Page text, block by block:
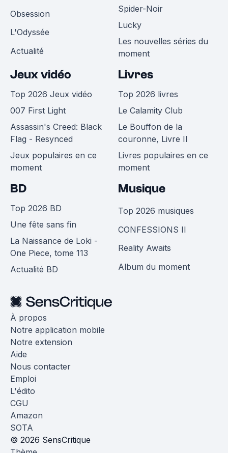
Obsession
L'Odyssée
Actualité
Spider-Noir
Lucky
Les nouvelles séries du
moment
Jeux vidéo
Top 2026 Jeux vidéo
007 First Light
Assassin's Creed: Black
Flag - Resynced
Jeux populaires en ce
moment
Livres
Top 2026 livres
Le Calamity Club
Le Bouffon de la
couronne, Livre II
Livres populaires en ce
moment
BD
Top 2026 BD
Une fête sans fin
La Naissance de Loki -
One Piece, tome 113
Actualité BD
Musique
Top 2026 musiques
CONFESSIONS II
Reality Awaits
Album du moment
À propos
Notre application mobile
Notre extension
Aide
Nous contacter
Emploi
L'édito
CGU
Amazon
SOTA
© 2026 SensCritique